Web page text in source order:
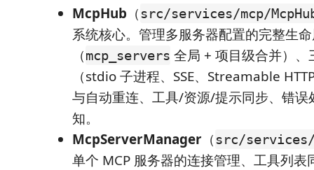
McpHub （ src/services/mcp/
系统核心。管理多服务器配置的完整生
（mcp_servers 全局 + 项目级合并）
（stdio 子进程、SSE、Streamable
与自动重连、工具/资源/提示同步、错误
知。
McpServerManager （ src/services/
单个 MCP 服务器的连接管理、工具列表